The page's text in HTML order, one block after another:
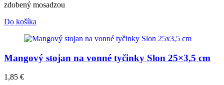
zdobený mosadzou
Do košíka
Mangový stojan na vonné tyčinky Slon 25×3,5 cm
1,85 €